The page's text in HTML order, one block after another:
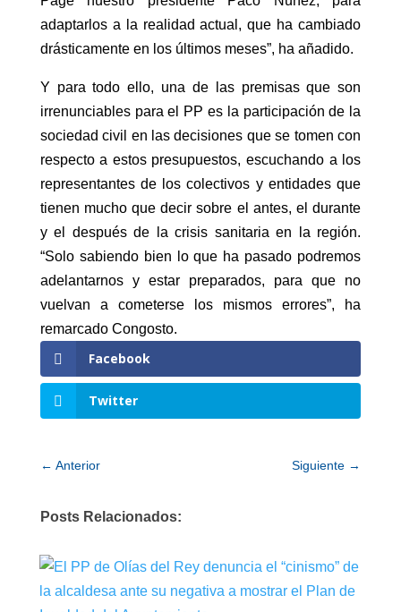
adaptarlos a la realidad actual, que ha cambiado
drásticamente en los últimos meses”, ha añadido.
Y para todo ello, una de las premisas que son
irrenunciables para el PP es la participación de la
sociedad civil en las decisiones que se tomen con
respecto a estos presupuestos, escuchando a los
representantes de los colectivos y entidades que
tienen mucho que decir sobre el antes, el durante
y el después de la crisis sanitaria en la región.
“Solo sabiendo bien lo que ha pasado podremos
adelantarnos y estar preparados, para que no
vuelvan a cometerse los mismos errores”, ha
remarcado Congosto.
Facebook
Twitter
← Anterior Siguiente →
Posts Relacionados: